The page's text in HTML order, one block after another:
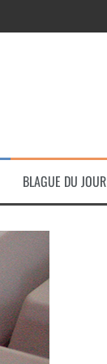
massive
BLAGUE DU JOUR